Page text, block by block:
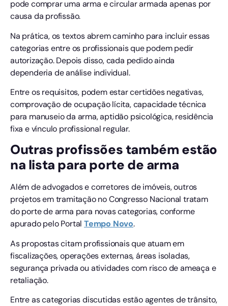
pode comprar uma arma e circular armada apenas por
causa da profissão.
Na prática, os textos abrem caminho para incluir essas
categorias entre os profissionais que podem pedir
autorização. Depois disso, cada pedido ainda
dependeria de análise individual.
Entre os requisitos, podem estar certidões negativas,
comprovação de ocupação lícita, capacidade técnica
para manuseio da arma, aptidão psicológica, residência
fixa e vínculo profissional regular.
Outras profissões também estão
na lista para porte de arma
Além de advogados e corretores de imóveis, outros
projetos em tramitação no Congresso Nacional tratam
do porte de arma para novas categorias, conforme
apurado pelo PortalTempo Novo.
As propostas citam profissionais que atuam em
fiscalizações, operações externas, áreas isoladas,
segurança privada ou atividades com risco de ameaça e
retaliação.
Entre as categorias discutidas estão agentes de trânsito,